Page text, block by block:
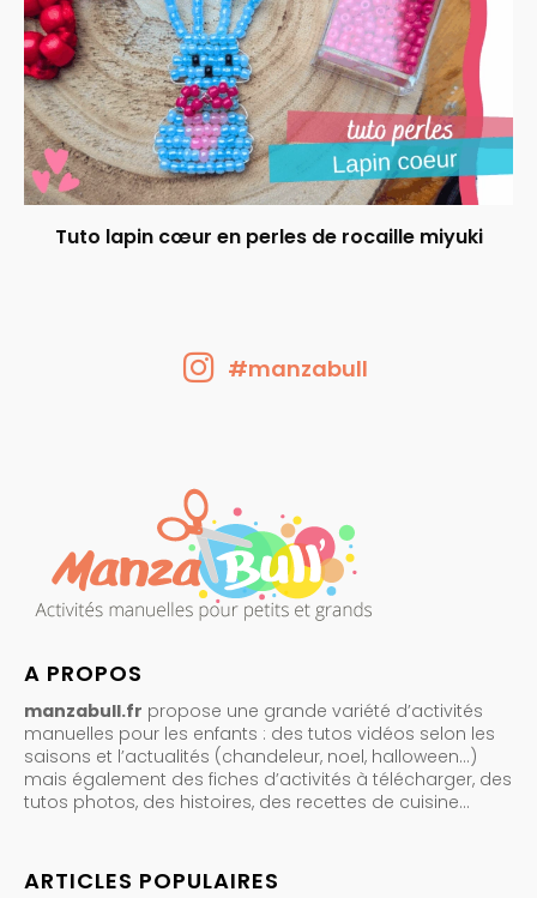
Tuto lapin cœur en perles de rocaille miyuki
#manzabull
A PROPOS
manzabull.fr propose une grande variété d’activités
manuelles pour les enfants : des tutos vidéos selon les
saisons et l’actualités (chandeleur, noel, halloween…)
mais également des fiches d’activités à télécharger, des
tutos photos, des histoires, des recettes de cuisine…
ARTICLES POPULAIRES